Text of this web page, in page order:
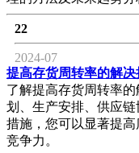
22
2024-07
提高存货周转率的解
了解提高存货周转率
划、生产安排、供应
措施，您可以显著提
竞争力。